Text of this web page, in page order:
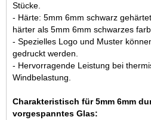
Stücke.
- Härte: 5mm 6mm schwarz
härter als 5mm 6mm schwarzes
- Spezielles Logo und Muster
gedruckt werden.
- Hervorragende Leistung bei
Windbelastung.
Charakteristisch für 5mm 6mm
vorgespanntes Glas: